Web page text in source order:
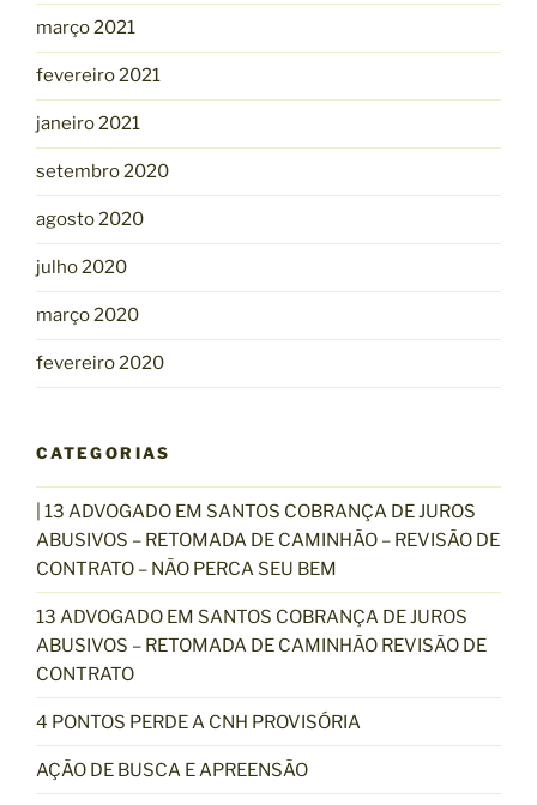
março 2021
fevereiro 2021
janeiro 2021
setembro 2020
agosto 2020
julho 2020
março 2020
fevereiro 2020
CATEGORIAS
| 13 ADVOGADO EM SANTOS COBRANÇA DE JUROS
ABUSIVOS – RETOMADA DE CAMINHÃO – REVISÃO DE
CONTRATO – NÃO PERCA SEU BEM
13 ADVOGADO EM SANTOS COBRANÇA DE JUROS
ABUSIVOS – RETOMADA DE CAMINHÃO REVISÃO DE
CONTRATO
4 PONTOS PERDE A CNH PROVISÓRIA
AÇÃO DE BUSCA E APREENSÃO